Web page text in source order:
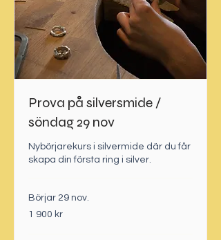
Prova på silversmide /
söndag 29 nov
Nybörjarekurs i silvermide där du får
skapa din första ring i silver.
Börjar 29 nov.
1 900
svenska
1 900 kr